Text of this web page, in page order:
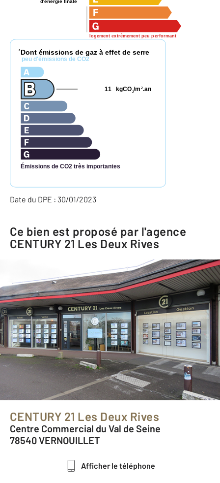
logement extrêmement peu performant
d'énergie finale
* Dont émissions de gaz à effet de serre
peu d'émissions de CO2
Émissions de CO2 très importantes
kgCO2/m 2.an
11
Date du DPE : 30/01/2023
Ce bien est proposé par l'agence
CENTURY 21 Les Deux Rives
CENTURY 21 Les Deux Rives
Centre Commercial du Val de Seine
78540 VERNOUILLET
Afficher le téléphone